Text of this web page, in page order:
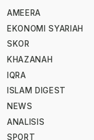
AMEERA
EKONOMI SYARIAH
SKOR
KHAZANAH
IQRA
ISLAM DIGEST
NEWS
ANALISIS
SPORT